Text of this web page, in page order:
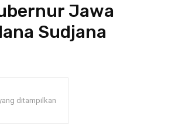
Jawa
Sudjana
ditampilkan